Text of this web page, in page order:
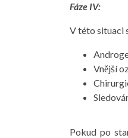
Fáze IV:
V této situaci
Vnější
Pokud po